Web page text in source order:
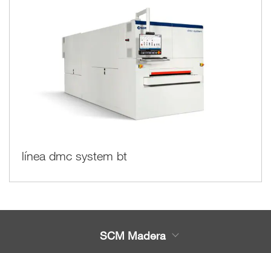
línea dmc system bt
SCM Madera